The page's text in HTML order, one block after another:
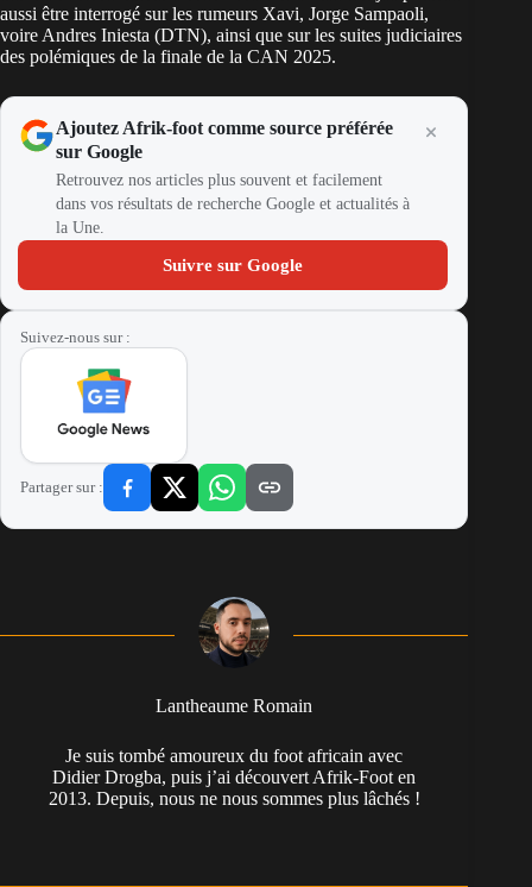
aussi être interrogé sur les rumeurs Xavi, Jorge Sampaoli,
voire Andres Iniesta (DTN), ainsi que sur les suites judiciaires
des polémiques de la finale de la CAN 2025.
Ajoutez Afrik-foot comme source préférée
sur Google
Retrouvez nos articles plus souvent et facilement
dans vos résultats de recherche Google et actualités à
la Une.
Suivre sur Google
Suivez-nous sur :
Partager sur :
Lantheaume Romain
Je suis tombé amoureux du foot africain avec
Didier Drogba, puis j’ai découvert Afrik-Foot en
2013. Depuis, nous ne nous sommes plus lâchés !